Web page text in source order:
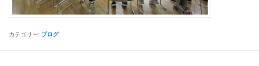
カテゴリー: ブログ